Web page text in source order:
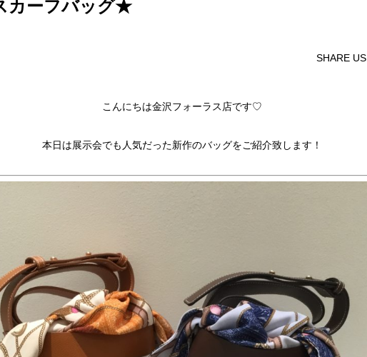
カーフバッグ★
SHARE US
こんにちは金沢フォーラス店です♡
本日は展示会でも人気だった新作のバッグをご紹介致します！